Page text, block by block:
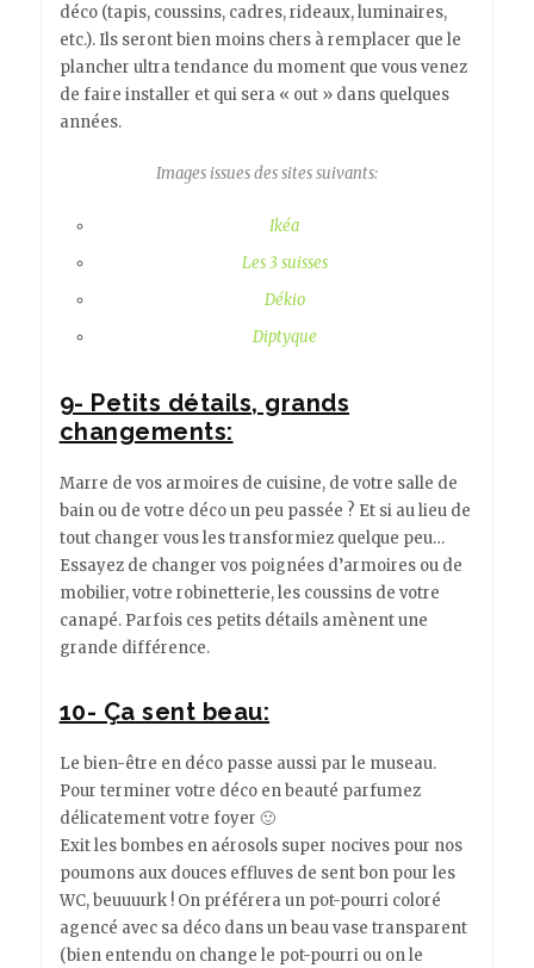
déco (tapis, coussins, cadres, rideaux, luminaires,
etc.). Ils seront bien moins chers à remplacer que le
plancher ultra tendance du moment que vous venez
de faire installer et qui sera « out » dans quelques
années.
Images issues des sites suivants:
Ikéa
Les 3 suisses
Dékio
Diptyque
9- Petits détails, grands
changements:
Marre de vos armoires de cuisine, de votre salle de
bain ou de votre déco un peu passée ? Et si au lieu de
tout changer vous les transformiez quelque peu…
Essayez de changer vos poignées d’armoires ou de
mobilier, votre robinetterie, les coussins de votre
canapé. Parfois ces petits détails amènent une
grande différence.
10- Ça sent beau:
Le bien-être en déco passe aussi par le museau.
Pour terminer votre déco en beauté parfumez
délicatement votre foyer 🙂
Exit les bombes en aérosols super nocives pour nos
poumons aux douces effluves de sent bon pour les
WC, beuuuurk ! On préférera un pot-pourri coloré
agencé avec sa déco dans un beau vase transparent
(bien entendu on change le pot-pourri ou on le